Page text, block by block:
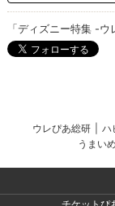
「ディズニー特集 -
ウレぴあ総研 ハ
うまい